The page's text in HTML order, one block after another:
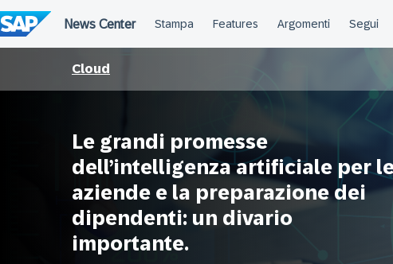
al
contenuto
Cloud
Le grandi promesse
dell’intelligenza artificiale per
aziende e la preparazione dei
dipendenti: un divario
importante.